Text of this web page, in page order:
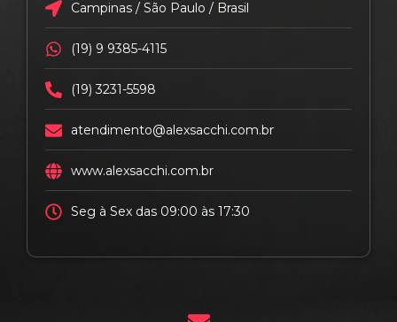
Campinas / São Paulo / Brasil
(19) 9 9385-4115
(19) 3231-5598
atendimento@alexsacchi.com.br
www.alexsacchi.com.br
Seg à Sex das 09:00 às 17:30